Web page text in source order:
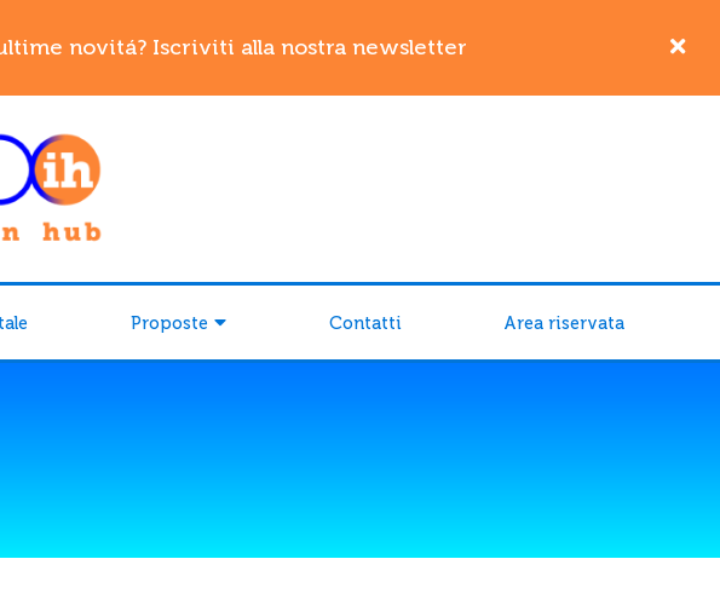
novitá? Iscriviti alla nostra newsletter
Proposte Contatti Area riservata